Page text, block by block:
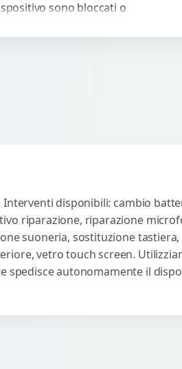
sono bloccati o
Interventi disponibili: cambio
riparazione, riparazione
suoneria, sostituzione tastiera,
vetro touch screen.
spedisce autonomamente il